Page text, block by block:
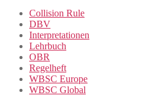
Collision Rule
DBV
Interpretationen
Lehrbuch
OBR
Regelheft
WBSC Europe
WBSC Global